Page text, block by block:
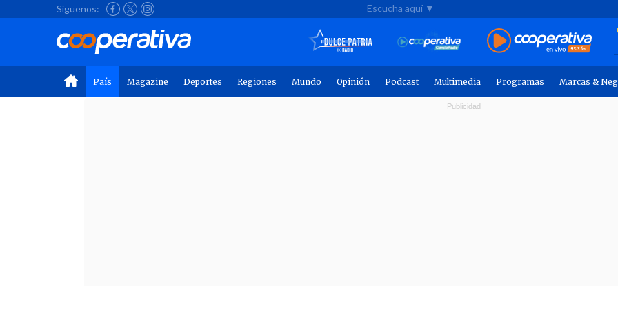
Síguenos: Escucha aquí ▼
País Magazine Deportes Regiones Mundo Opinión Podcast Multimedia Programas Marcas &